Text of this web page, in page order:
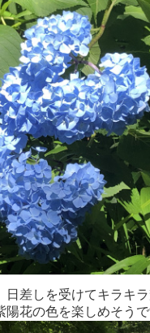
日差しを受けてキラキ
陽花の色を楽しめそう